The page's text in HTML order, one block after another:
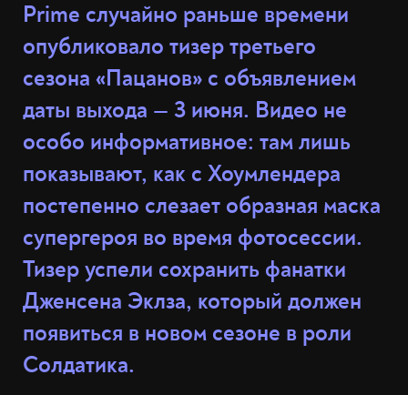
Prime случайно раньше времени
опубликовало тизер третьего
сезона «Пацанов» с объявлением
даты выхода — 3 июня. Видео не
особо информативное: там лишь
показывают, как с Хоумлендера
постепенно слезает образная маска
супергероя во время фотосессии.
Тизер успели сохранить фанатки
Дженсена Эклза, который должен
появиться в новом сезоне в роли
Солдатика.